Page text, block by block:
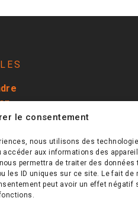
le consentement
nous utilisons des
aux informations des
permettra de traiter des données
les ID uniques sur ce site. Le fait de
peut avoir un effet négatif